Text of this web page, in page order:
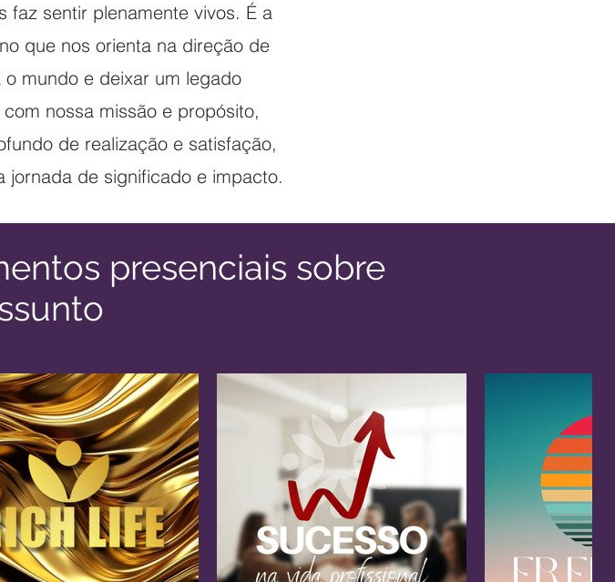
faz sentir plenamente vivos. É a
que nos orienta na direção de
mundo e deixar um legado
nossa missão e propósito,
de realização e satisfação,
jornada de significado e impacto.
presenciais sobre